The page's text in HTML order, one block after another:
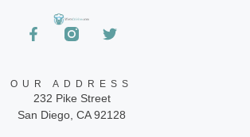
OUR ADDRESS
232 Pike Street
San Diego, CA 92128